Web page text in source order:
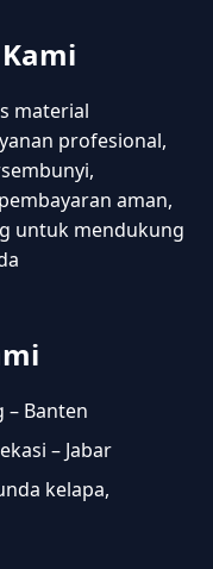
material
profesional,
aman,
untuk mendukung
– Banten
– Jabar
kelapa,